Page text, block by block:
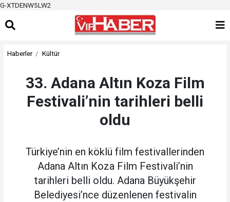
G-XTDENW5LW2
Haberler Kültür
33. Adana Altın Koza Film
Festivali’nin tarihleri belli
oldu
Türkiye’nin en köklü film festivallerinden
Adana Altın Koza Film Festivali’nin
tarihleri belli oldu. Adana Büyükşehir
Belediyesi’nce düzenlenen festivalin